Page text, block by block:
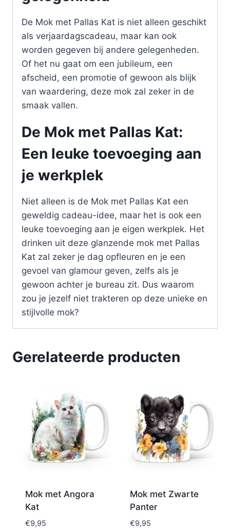
De Mok met Pallas Kat is niet alleen geschikt
als verjaardagscadeau, maar kan ook
worden gegeven bij andere gelegenheden.
Of het nu gaat om een jubileum, een
afscheid, een promotie of gewoon als blijk
van waardering, deze mok zal zeker in de
smaak vallen.
De Mok met Pallas Kat:
Een leuke toevoeging aan
je werkplek
Niet alleen is de Mok met Pallas Kat een
geweldig cadeau-idee, maar het is ook een
leuke toevoeging aan je eigen werkplek. Het
drinken uit deze glanzende mok met Pallas
Kat zal zeker je dag opfleuren en je een
gevoel van glamour geven, zelfs als je
gewoon achter je bureau zit. Dus waarom
zou je jezelf niet trakteren op deze unieke en
stijlvolle mok?
Gerelateerde producten
Mok met Angora
Kat
€9,95
Mok met Zwarte
Panter
€9,95